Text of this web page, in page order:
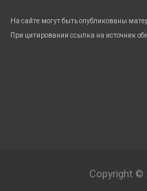
На сайте могут быть опубликованы
При цитировании ссылка на источник
Copyright ©